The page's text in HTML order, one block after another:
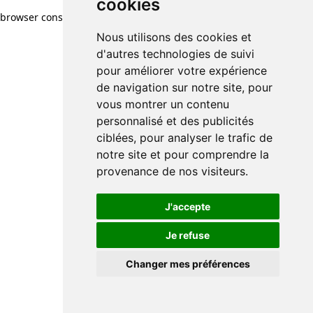
cookies
Nous utilisons des cookies et
d'autres technologies de suivi
pour améliorer votre expérience
de navigation sur notre site, pour
vous montrer un contenu
personnalisé et des publicités
ciblées, pour analyser le trafic de
notre site et pour comprendre la
provenance de nos visiteurs.
J'accepte
Je refuse
Changer mes préférences
browser console for more information)